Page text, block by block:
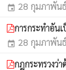
event 28 กุมภาพัน
การกระทำอัน
event 28 กุมภาพัน
กฎกระทรวงว่